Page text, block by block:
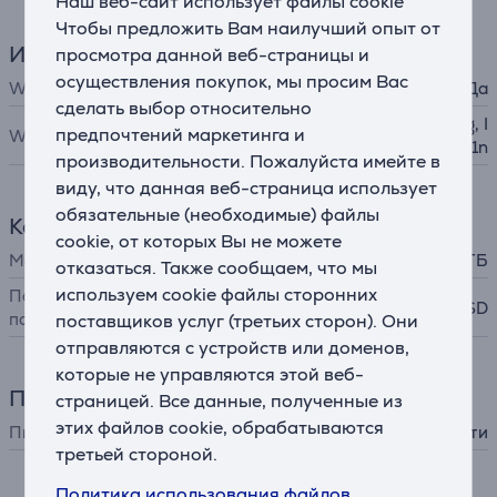
Чтобы предложить Вам наилучший опыт от
просмотра данной веб-страницы и
осуществления покупок, мы просим Вас
сделать выбор относительно
предпочтений маркетинга и
производительности. Пожалуйста имейте в
виду, что данная веб-страница использует
обязательные (необходимые) файлы
cookie, от которых Вы не можете
отказаться. Также сообщаем, что мы
используем cookie файлы сторонних
поставщиков услуг (третьих сторон). Они
отправляются с устройств или доменов,
которые не управляются этой веб-
страницей. Все данные, полученные из
этих файлов cookie, обрабатываются
третьей стороной.
Интерфейсы
WiFi Да
WiFi-стандарты
IEEE 802.11b, IEEE 802.11g, I
EEE 802.11n
Кардридер
Макс. объем карты памяти
256 ГБ
Поддерживаемые карты
памяти
micro-SD
Питание
Питание от сети